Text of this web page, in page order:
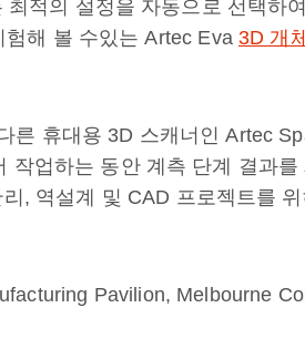
적의 설정을 자동으로 선택하
해 볼 수있는 Artec Eva 3D 개
른 휴대용 3D 스캐너인 Artec
작업하는 동안 계측 단계 결과를
, 역설계 및 CAD 프로젝트를
Pavilion, Melbourne